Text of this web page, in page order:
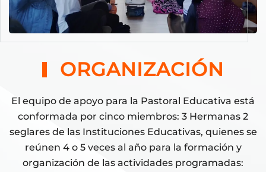
ORGANIZACIÓN
El equipo de apoyo para la Pastoral Educativa está
conformada por cinco miembros: 3 Hermanas 2
seglares de las Instituciones Educativas, quienes se
reúnen 4 o 5 veces al año para la formación y
organización de las actividades programadas: